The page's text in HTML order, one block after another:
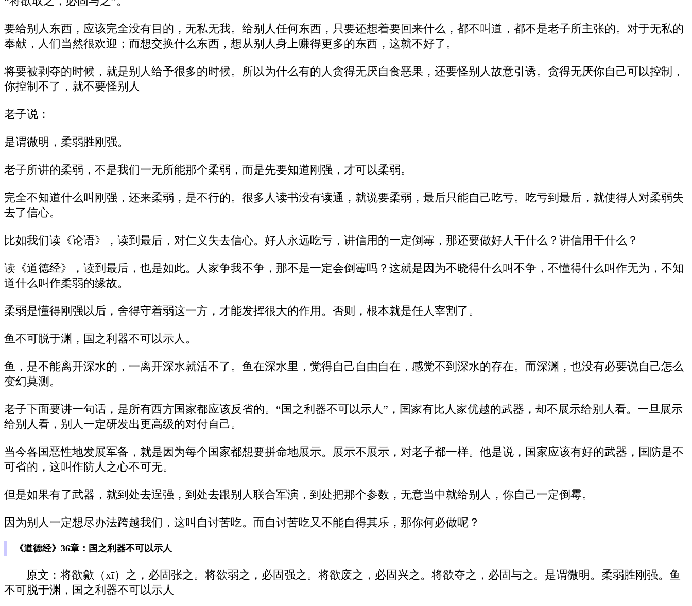
要给别人东西，应该完全没有目的，无私无我。给别人任何东西，只要还想着要回来什么，都不叫道，都不是老子所主张的。对于无私的
奉献，人们当然很欢迎；而想交换什么东西，想从别人身上赚得更多的东西，这就不好了。
将要被剥夺的时候，就是别人给予很多的时候。所以为什么有的人贪得无厌自食恶果，还要怪别人故意引诱。贪得无厌你自己可以控制，
你控制不了，就不要怪别人
老子说：
是谓微明，柔弱胜刚强。
老子所讲的柔弱，不是我们一无所能那个柔弱，而是先要知道刚强，才可以柔弱。
完全不知道什么叫刚强，还来柔弱，是不行的。很多人读书没有读通，就说要柔弱，最后只能自己吃亏。吃亏到最后，就使得人对柔弱失
去了信心。
比如我们读《论语》，读到最后，对仁义失去信心。好人永远吃亏，讲信用的一定倒霉，那还要做好人干什么？讲信用干什么？
读《道德经》，读到最后，也是如此。人家争我不争，那不是一定会倒霉吗？这就是因为不晓得什么叫不争，不懂得什么叫作无为，不知
道什么叫作柔弱的缘故。
柔弱是懂得刚强以后，舍得守着弱这一方，才能发挥很大的作用。否则，根本就是任人宰割了。
鱼不可脱于渊，国之利器不可以示人。
鱼，是不能离开深水的，一离开深水就活不了。鱼在深水里，觉得自己自由自在，感觉不到深水的存在。而深渊，也没有必要说自己怎么
变幻莫测。
老子下面要讲一句话，是所有西方国家都应该反省的。“国之利器不可以示人”，国家有比人家优越的武器，却不展示给别人看。一旦展示
给别人看，别人一定研发出更高级的对付自己。
当今各国恶性地发展军备，就是因为每个国家都想要拼命地展示。展示不展示，对老子都一样。他是说，国家应该有好的武器，国防是不
可省的，这叫作防人之心不可无。
但是如果有了武器，就到处去逞强，到处去跟别人联合军演，到处把那个参数，无意当中就给别人，你自己一定倒霉。
因为别人一定想尽办法跨越我们，这叫自讨苦吃。而自讨苦吃又不能自得其乐，那你何必做呢？
《道德经》36章：国之利器不可以示人
原文：将欲歙（xī）之，必固张之。将欲弱之，必固强之。将欲废之，必固兴之。将欲夺之，必固与之。是谓微明。柔弱胜刚强。鱼
不可脱于渊，国之利器不可以示人